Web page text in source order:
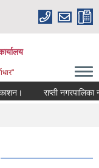
राप्ती नगरपालिका